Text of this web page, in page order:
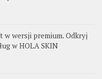
w wersji premium. Odkryj
w HOLA SKIN